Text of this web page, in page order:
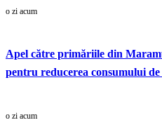
o zi acum
Apel către primăriile din
pentru reducerea consumului de
o zi acum